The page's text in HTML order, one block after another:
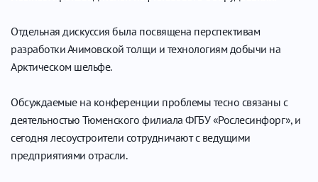
Отдельная дискуссия была посвящена перспективам
разработки Ачимовской толщи и технологиям добычи на
Арктическом шельфе.
Обсуждаемые на конференции проблемы тесно связаны с
деятельностью Тюменского филиала ФГБУ «Рослесинфорг», и
сегодня лесоустроители сотрудничают с ведущими
предприятиями отрасли.